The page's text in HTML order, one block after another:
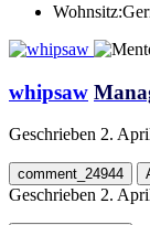
Wohnsitz:
whipsaw
Geschrieben 2.
comment_24944
Geschrieben 2.